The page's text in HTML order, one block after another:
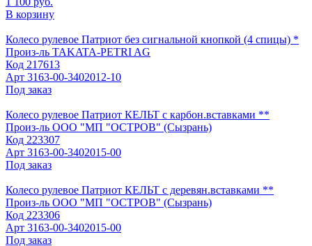
В корзину
Колесо рулевое Патриот без сигнальной кнопкой (4 спицы) *
Произ-ль TAKATA-PETRI AG
Код 217613
Арт 3163-00-3402012-10
Под заказ
Колесо рулевое Патриот КЕЛЬТ с карбон.вставками **
Произ-ль ООО "МП "ОСТРОВ" (Сызрань)
Код 223307
Арт 3163-00-3402015-00
Под заказ
Колесо рулевое Патриот КЕЛЬТ с деревян.вставками **
Произ-ль ООО "МП "ОСТРОВ" (Сызрань)
Код 223306
Арт 3163-00-3402015-00
Под заказ